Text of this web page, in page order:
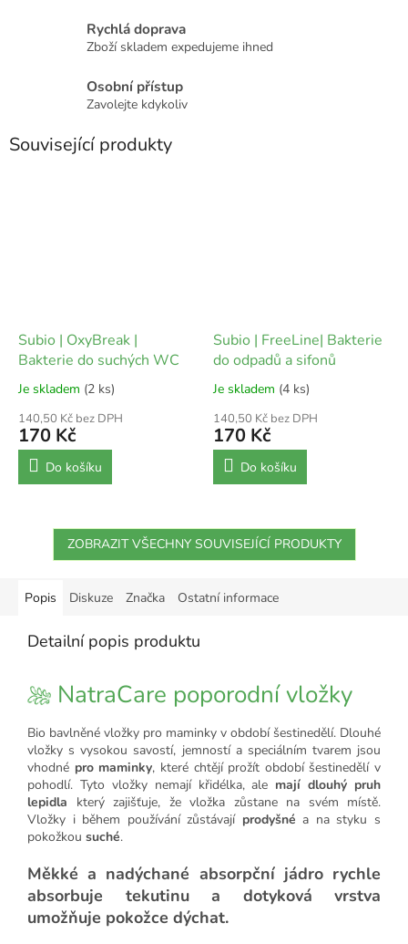
Rychlá doprava
Zboží skladem expedujeme ihned
Osobní přístup
Zavolejte kdykoliv
Související produkty
Subio | OxyBreak |
Bakterie do suchých WC
Je skladem (2 ks)
140,50 Kč bez DPH
170 Kč
Do košíku
Subio | FreeLine| Bakterie
do odpadů a sifonů
Je skladem (4 ks)
140,50 Kč bez DPH
170 Kč
Do košíku
ZOBRAZIT VŠECHNY SOUVISEJÍCÍ PRODUKTY
Popis Diskuze Značka Ostatní informace
Detailní popis produktu
NatraCare poporodní vložky
Bio bavlněné vložky pro maminky v období šestinedělí. Dlouhé
vložky s vysokou savostí, jemností a speciálním tvarem jsou
vhodné pro maminky, které chtějí prožít období šestinedělí v
pohodlí. Tyto vložky nemají křidélka, ale mají dlouhý pruh
lepidla
který zajišťuje, že vložka zůstane na svém místě.
Vložky i během používání zůstávají prodyšné a na styku s
pokožkou suché.
Měkké a nadýchané absorpční jádro rychle
absorbuje tekutinu a dotyková vrstva
umožňuje pokožce dýchat.